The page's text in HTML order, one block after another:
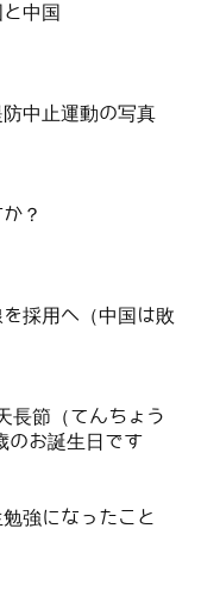
中国
中止運動の写真
？
採用へ（中国は敗
長節（てんちょう
のお誕生日です
強になったこと